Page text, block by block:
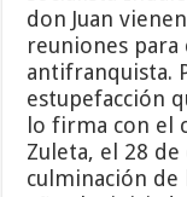
don Juan
reuniones
antifranquista.
estupefacción
lo firma con el
Zuleta, el 28 de
culminación de